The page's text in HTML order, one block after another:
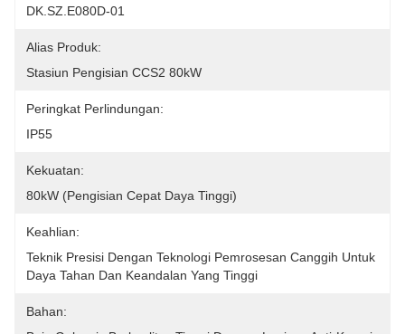
DK.SZ.E080D-01
Alias ​​Produk:
Stasiun Pengisian CCS2 80kW
Peringkat Perlindungan:
IP55
Kekuatan:
80kW (pengisian Cepat Daya Tinggi)
Keahlian:
Teknik Presisi Dengan Teknologi Pemrosesan Canggih Untuk
Daya Tahan Dan Keandalan Yang Tinggi
Bahan: